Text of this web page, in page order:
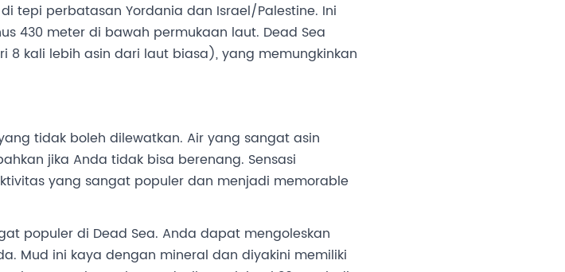
tepi perbatasan Yordania dan Israel/Palestine. Ini
430 meter di bawah permukaan laut. Dead Sea
kali lebih asin dari laut biasa), yang memungkinkan
tidak boleh dilewatkan. Air yang sangat asin
jika Anda tidak bisa berenang. Sensasi
yang sangat populer dan menjadi memorable
populer di Dead Sea. Anda dapat mengoleskan
Mud ini kaya dengan mineral dan diyakini memiliki